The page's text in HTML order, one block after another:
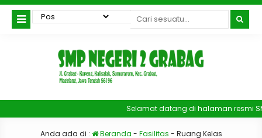
Selamat datang di halaman resmi
Anda ada di : Beranda - Fasilitas - Ruang Kelas